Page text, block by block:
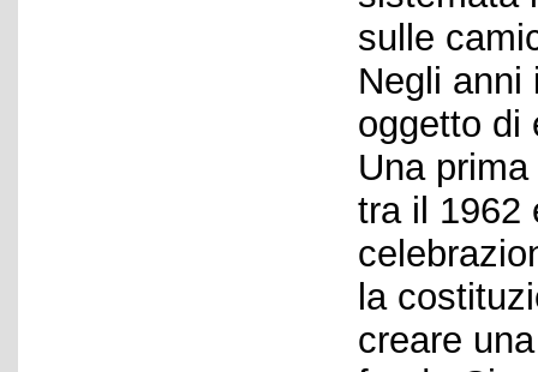
sulle
Negli anni
oggetto di
Una
tra il 1962
la
creare